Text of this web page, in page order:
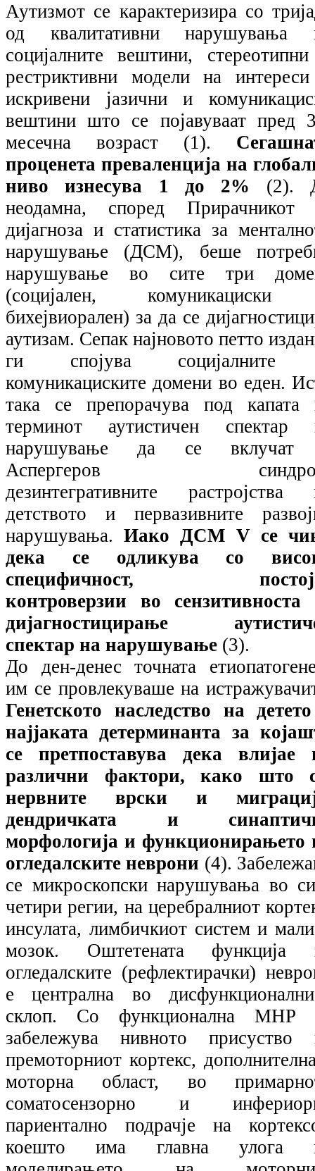
Аутизмот се карактеризира со
од квалитативни нарушувања
социјалните вештини,
рестриктивни модели на
искривени јазични и
вештини што се појавуваат пред
месечна возраст (1).
проценета преваленција на
ниво изнесува 1 до 2% (2).
неодамна, според Прирачникот
дијагноза и статистика за
нарушување (ДСМ), беше
нарушување во сите три
(социјален,
бихејвиорален) за да се
аутизам. Сепак најновото петто
ги спојува социјалните
комуникациските домени во еден.
така се препорачува под капата
терминот аутистичен спектар
нарушување да се
Аспергеров
дезинтегративните растројства
детството и первазивните
нарушувања.Иако ДСМ Vсе
дека се одликува со
специфичност,
контроверзии во сензитивноста
дијагностицирање
спектар на нарушување (3).
До ден-денес точната
им се провлекуваше на
Генетското наследство на
најјаката детерминанта за
се претпоставува дека влијае
различни фактори, како што
нервните врски и
дендричката и
морфологија и функционирањето
огледалските неврони (4).
се микроскопски нарушувања во
четири регии, на церебралниот
инсулата, лимбичкиот систем и
мозок. Оштетената функција
огледалските (рефлектирачки)
е централна во
склоп. Со функционална МНР
забележува нивното присуство
премоторниот кортекс,
моторна област, во
соматосензорно и
париентално подрачје на
коешто има главна улога